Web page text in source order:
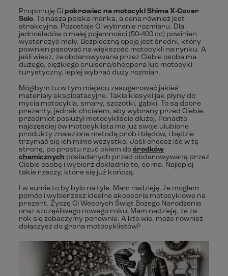
Proponuję Ci pokrowiec na motocykl Shima X-Cover
Solo. To nasza polska marka, a cena również jest
atrakcyjna. Pozostaje Ci wybranie rozmiaru. Dla
jednośladów o małej pojemności (50-400 cc) powinien
wystarczyć mały. Bezpieczną opcją jest średni, który
powinien pasować na większość motocykli na rynku. A
jeśli wiesz, że obdarowywana przez Ciebie osoba ma
dużego, ciężkiego cruisera/choppera lub motocykl
turystyczny, lepiej wybrać duży rozmiar.
Mógłbym tu w tym miejscu zasugerować jakieś
materiały eksploatacyjne. Takie klasyki jak płyny do
mycia motocykla, smary, szczotki, gąbki. To są dobre
prezenty, jednak chciałem, aby wybrany przed Ciebie
przedmiot posłużył motocykliście dłużej. Ponadto
najczęściej ów motocyklista ma już swoje ulubione
produkty znalezione metodą prób i błędów, i będzie
trzymać się ich mimo wszystko. Jeśli chcesz iść w tę
stronę, po prostu rzuć okiem do środków
chemicznych posiadanych przed obdarowywaną przez
Ciebie osobę i wybierz dokładnie to, co ma. Najlepiej
takie rzeczy, które się już kończą.
I w sumie to by było na tyle. Mam nadzieję, że mogłem
pomóc i wybierzesz idealne akcesoria motocyklowe na
prezent. Życzę Ci Wesołych Świąt Bożego Narodzenia
oraz szczęśliwego nowego roku! Mam nadzieję, że za
rok się zobaczymy ponownie. A kto wie, może również
dołączysz do grona motocyklistów?